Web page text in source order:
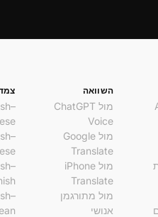
השוואה
מול ChatGPT
Voice
מול Google
Translate
מול iPhone
Translate
מול מתורגמן
אנושי